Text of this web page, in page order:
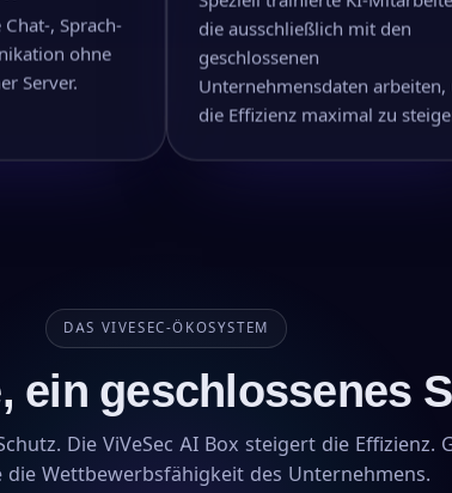
Chat-, Sprach-
ohne
Server.
die ausschließlich mit den
geschlossenen
Unternehmensdaten arbeiten,
die Effizienz maximal zu
DAS VIVESEC-ÖKOSYSTEM
ein geschlossenes
Die ViVeSec AI Box steigert die Effizienz.
die Wettbewerbsfähigkeit des Unternehmens.